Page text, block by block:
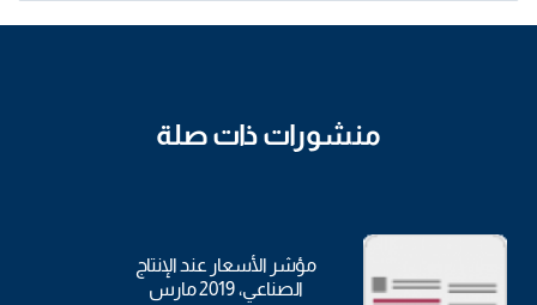
منشورات ذات صلة
مؤشر الأسعار عند الإنتاج
الصناعي، 2019 مارس